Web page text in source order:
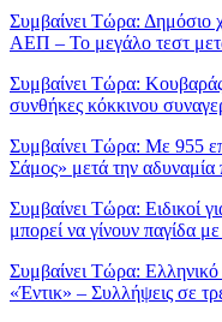
Συμβαίνει Τώρα: Δημόσιο
ΑΕΠ – Το μεγάλο τεστ
Συμβαίνει Τώρα:
συνθήκες κόκκινου
Συμβαίνει Τώρα: Με 955
Σάμος» μετά την
Συμβαίνει Τώρα: Ειδικοί
μπορεί να γίνουν παγίδα
Συμβαίνει Τώρα:
«Έντικ» – Συλλήψεις σε